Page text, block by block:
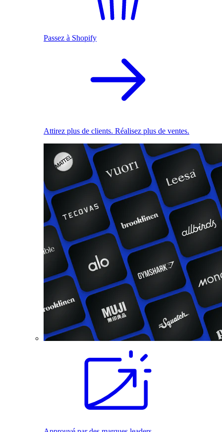
Passez à Shopify
Attirez plus de clients. Réalisez plus de ventes.